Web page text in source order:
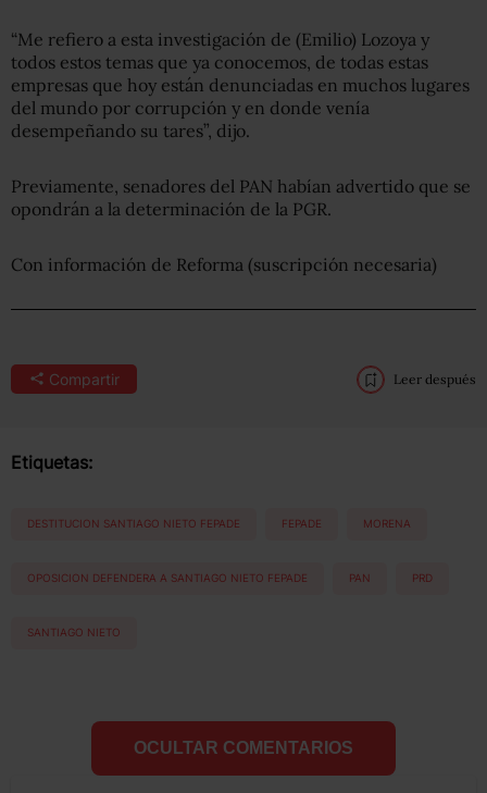
“Me refiero a esta investigación de (Emilio) Lozoya y
todos estos temas que ya conocemos, de todas estas
empresas que hoy están denunciadas en muchos lugares
del mundo por corrupción y en donde venía
desempeñando su tares”, dijo.
Previamente, senadores del PAN habían advertido que se
opondrán a la determinación de la PGR.
Con información de Reforma (suscripción necesaria)
Compartir Leer después
Etiquetas:
DESTITUCION SANTIAGO NIETO FEPADE FEPADE MORENA
OPOSICION DEFENDERA A SANTIAGO NIETO FEPADE PAN PRD
SANTIAGO NIETO
OCULTAR COMENTARIOS